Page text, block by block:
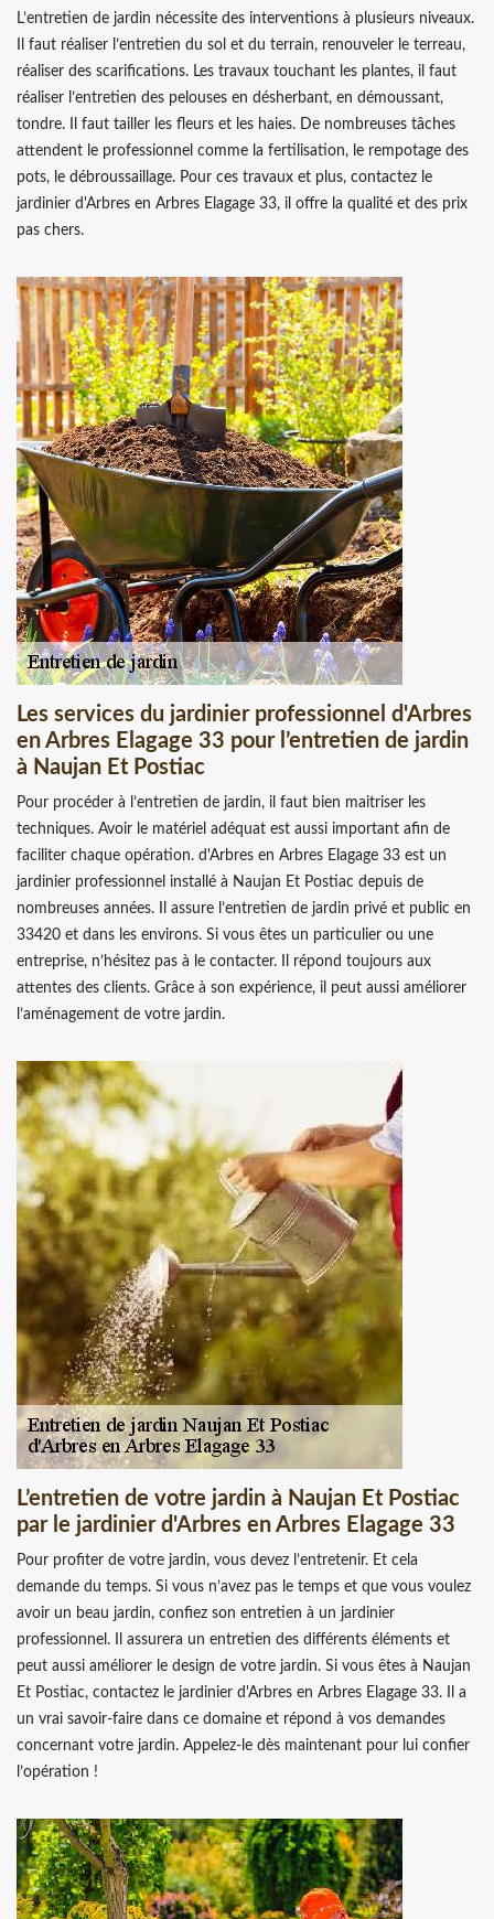
L’entretien de jardin nécessite des interventions à plusieurs niveaux.
Il faut réaliser l’entretien du sol et du terrain, renouveler le terreau,
réaliser des scarifications. Les travaux touchant les plantes, il faut
réaliser l’entretien des pelouses en désherbant, en démoussant,
tondre. Il faut tailler les fleurs et les haies. De nombreuses tâches
attendent le professionnel comme la fertilisation, le rempotage des
pots, le débroussaillage. Pour ces travaux et plus, contactez le
jardinier d'Arbres en Arbres Elagage 33, il offre la qualité et des prix
pas chers.
Les services du jardinier professionnel d'Arbres
en Arbres Elagage 33 pour l’entretien de jardin
à Naujan Et Postiac
Pour procéder à l’entretien de jardin, il faut bien maitriser les
techniques. Avoir le matériel adéquat est aussi important afin de
faciliter chaque opération. d'Arbres en Arbres Elagage 33 est un
jardinier professionnel installé à Naujan Et Postiac depuis de
nombreuses années. Il assure l’entretien de jardin privé et public en
33420 et dans les environs. Si vous êtes un particulier ou une
entreprise, n’hésitez pas à le contacter. Il répond toujours aux
attentes des clients. Grâce à son expérience, il peut aussi améliorer
l’aménagement de votre jardin.
L’entretien de votre jardin à Naujan Et Postiac
par le jardinier d'Arbres en Arbres Elagage 33
Pour profiter de votre jardin, vous devez l’entretenir. Et cela
demande du temps. Si vous n’avez pas le temps et que vous voulez
avoir un beau jardin, confiez son entretien à un jardinier
professionnel. Il assurera un entretien des différents éléments et
peut aussi améliorer le design de votre jardin. Si vous êtes à Naujan
Et Postiac, contactez le jardinier d'Arbres en Arbres Elagage 33. Il a
un vrai savoir-faire dans ce domaine et répond à vos demandes
concernant votre jardin. Appelez-le dès maintenant pour lui confier
l’opération !